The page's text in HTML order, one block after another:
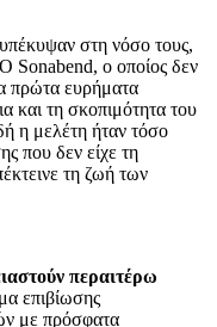
στη νόσο τους,
Sonabend, ο οποίος δεν
πρώτα ευρήματα
και τη σκοπιμότητα του
η μελέτη ήταν τόσο
που δεν είχε τη
τη ζωή των
περαιτέρω
επιβίωσης
με πρόσφατα